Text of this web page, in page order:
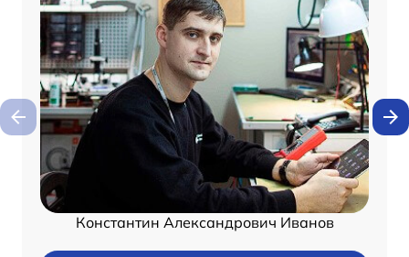
Константин Александрович Иванов